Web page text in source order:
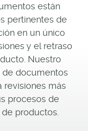
están
pertinentes de
en un único
y el retraso
Nuestro
de documentos
revisiones más
procesos de
productos.